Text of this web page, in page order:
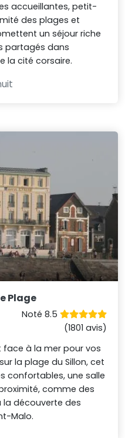
accueillantes, petit-
des plages et
un séjour riche
partagés dans
la cité corsaire.
Plage
Noté 8.5
(1801 avis)
face à la mer pour vos
la plage du Sillon, cet
confortables, une salle
comme des
découverte des
Malo.